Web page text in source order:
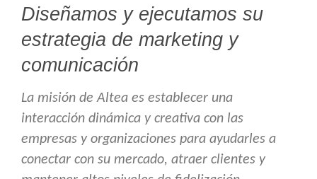
Diseñamos y ejecutamos su
estrategia de marketing y
comunicación
La misión de Altea es establecer una
interacción dinámica y creativa con las
empresas y organizaciones para ayudarles a
conectar con su mercado, atraer clientes y